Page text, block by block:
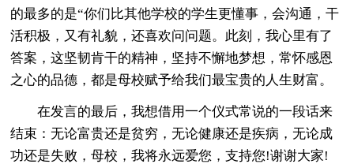
的最多的是“你们比其他学校的学生更懂事，会沟通，干
活积极，又有礼貌，还喜欢问问题。此刻，我心里有了
答案，这坚韧肯干的精神，坚持不懈地梦想，常怀感恩
之心的品德，都是母校赋予给我们最宝贵的人生财富。
在发言的最后，我想借用一个仪式常说的一段话来
结束：无论富贵还是贫穷，无论健康还是疾病，无论成
功还是失败，母校，我将永远爱您，支持您!谢谢大家!